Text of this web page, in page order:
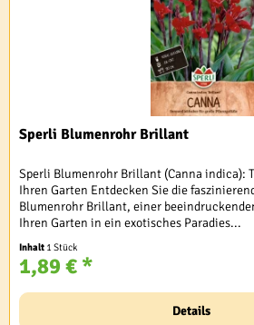
Sperli Blumenrohr Brillant
Sperli Blumenrohr Brillant (Canna indica):
Ihren Garten Entdecken Sie die
Blumenrohr Brillant, einer
Ihren Garten in ein exotisches Paradies...
Inhalt 1 Stück
1,89 € *
Details